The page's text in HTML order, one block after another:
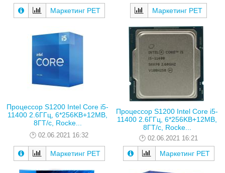
Маркетинг РЕТ Маркетинг РЕТ
Процессор S1200 Intel Core i5-
11400 2.6ГГц, 6*256KB+12MB,
8ГТ/с, Rocke...
02.06.2021 16:32
Маркетинг РЕТ
Процессор S1200 Intel Core i5-
11400 2.6ГГц, 6*256KB+12MB,
8ГТ/с, Rocke...
02.06.2021 16:21
Маркетинг РЕТ